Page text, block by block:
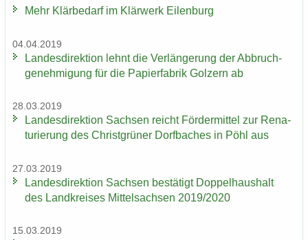
Mehr Klär­be­darf im Klär­werk Ei­len­burg
04.04.2019
Lan­des­di­rek­ti­on lehnt die Ver­län­ge­rung der Ab­bruch­
ge­neh­mi­gung für die Pa­pier­fa­brik Golz­ern ab
28.03.2019
Lan­des­di­rek­ti­on Sach­sen reicht För­der­mit­tel zur Re­na­
tu­rie­rung des Christ­grü­ner Dorf­ba­ches in Pöhl aus
27.03.2019
Lan­des­di­rek­ti­on Sach­sen be­stä­tigt Dop­pel­haus­halt
des Land­krei­ses Mit­tel­sach­sen 2019/2020
15.03.2019